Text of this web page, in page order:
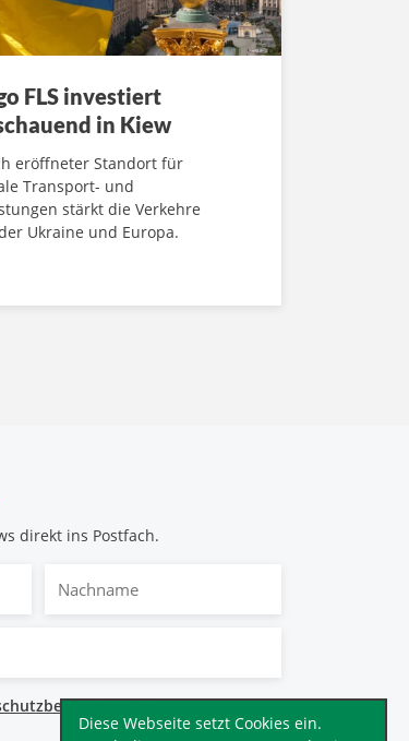
Diese Webseite setzt Cookies ein.
FLS investiert
in Kiew
eröffneter Standort für
Transport- und
stärkt die Verkehre
Ukraine und Europa.
direkt ins Postfach.
.*